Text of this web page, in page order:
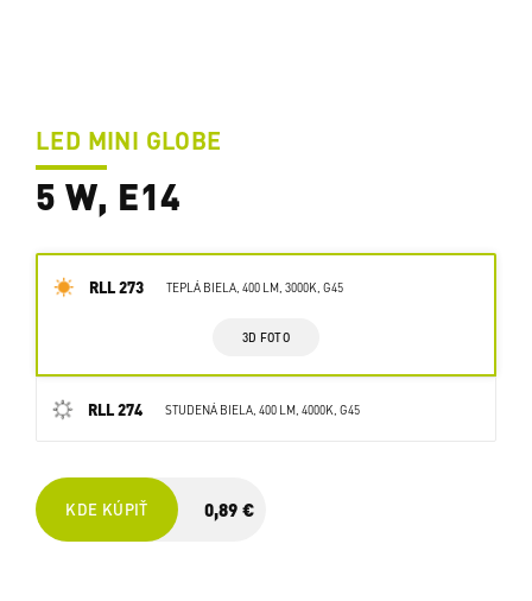
LED MINI GLOBE
5 W, E14
RLL 273 TEPLÁ BIELA, 400 LM, 3000K, G45
3D FOTO
RLL 274 STUDENÁ BIELA, 400 LM, 4000K, G45
KDE KÚPIŤ 0,89 €